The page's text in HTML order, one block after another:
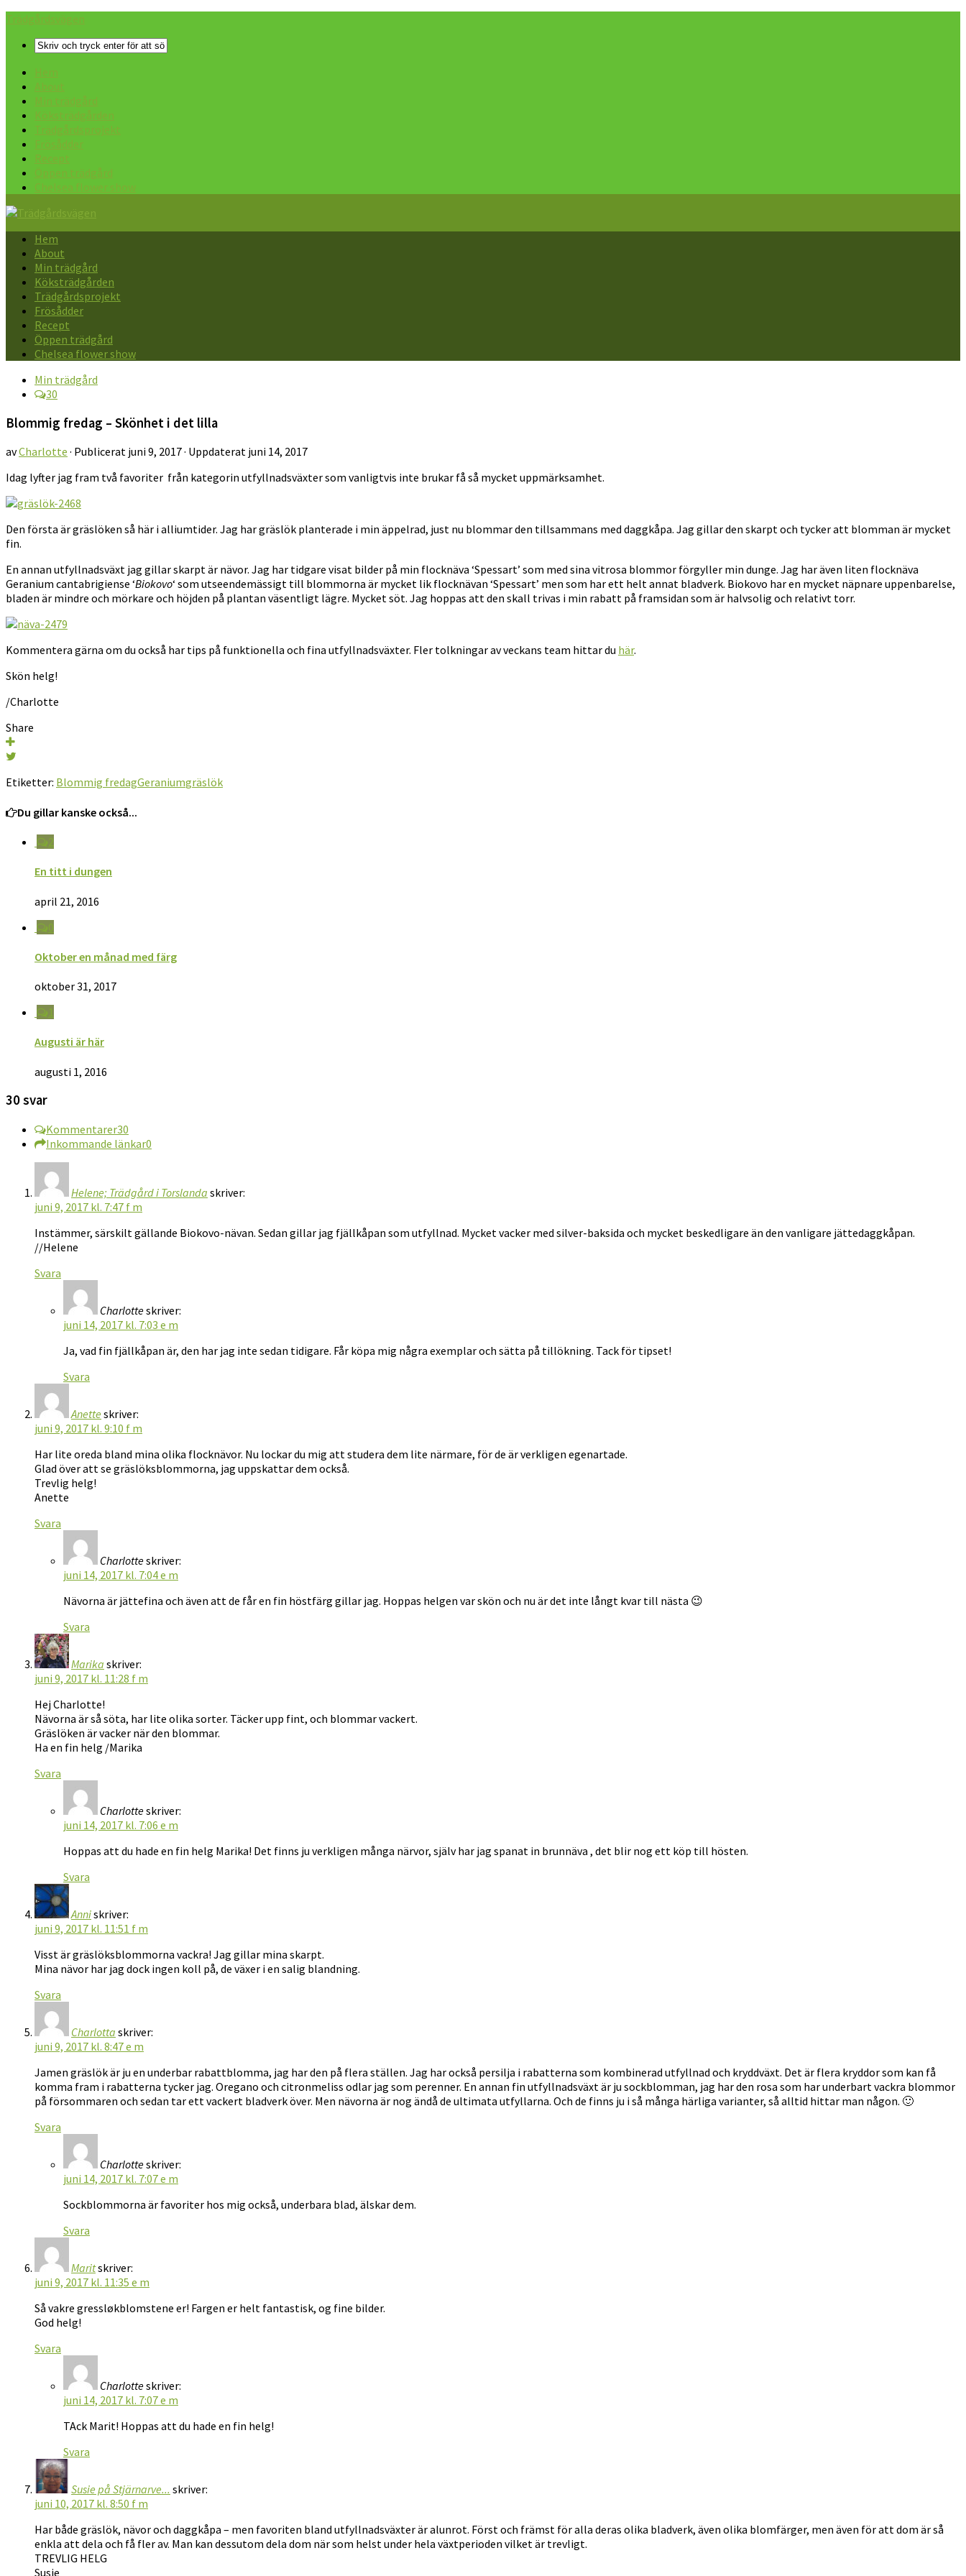
Trädgårdsvägen
Hem
About
Min trädgård
Köksträdgården
Trädgårdsprojekt
Frösådder
Recept
Öppen trädgård
Chelsea flower show
Hem
About
Min trädgård
Köksträdgården
Trädgårdsprojekt
Frösådder
Recept
Öppen trädgård
Chelsea flower show
Min trädgård
30
Blommig fredag – Skönhet i det lilla
avCharlotte · Publicerat juni 9, 2017· Uppdaterat juni 14, 2017
Idag lyfter jag fram två favoriter från kategorin utfyllnadsväxter som vanligtvis inte brukar få så mycket uppmärksamhet.
Den första är gräslöken så här i alliumtider. Jag har gräslök planterade i min äppelrad, just nu blommar den tillsammans med daggkåpa. Jag gillar den skarpt och tycker att blomman är mycket
fin.
En annan utfyllnadsväxt jag gillar skarpt är nävor. Jag har tidgare visat bilder på min flocknäva ‘Spessart’ som med sina vitrosa blommor förgyller min dunge. Jag har även liten flocknäva
Geranium cantabrigiense ‘Biokovo‘ som utseendemässigt till blommorna är mycket lik flocknävan ‘Spessart’ men som har ett helt annat bladverk. Biokovo har en mycket näpnare uppenbarelse,
bladen är mindre och mörkare och höjden på plantan väsentligt lägre. Mycket söt. Jag hoppas att den skall trivas i min rabatt på framsidan som är halvsolig och relativt torr.
Kommentera gärna om du också har tips på funktionella och fina utfyllnadsväxter. Fler tolkningar av veckans team hittar du här.
Skön helg!
/Charlotte
Share
Etiketter: Blommig fredagGeraniumgräslök
Du gillar kanske också...
2
En titt i dungen
april 21, 2016
0
Oktober en månad med färg
oktober 31, 2017
1
Augusti är här
augusti 1, 2016
30 svar
Kommentarer30
Inkommande länkar0
Helene; Trädgård i Torslanda skriver:
juni 9, 2017 kl. 7:47 f m
Instämmer, särskilt gällande Biokovo-nävan. Sedan gillar jag fjällkåpan som utfyllnad. Mycket vacker med silver-baksida och mycket beskedligare än den vanligare jättedaggkåpan.
//Helene
Svara
Charlotteskriver:
juni 14, 2017 kl. 7:03 e m
Ja, vad fin fjällkåpan är, den har jag inte sedan tidigare. Får köpa mig några exemplar och sätta på tillökning. Tack för tipset!
Svara
Anette skriver:
juni 9, 2017 kl. 9:10 f m
Har lite oreda bland mina olika flocknävor. Nu lockar du mig att studera dem lite närmare, för de är verkligen egenartade.
Glad över att se gräslöksblommorna, jag uppskattar dem också.
Trevlig helg!
Anette
Svara
Charlotteskriver:
juni 14, 2017 kl. 7:04 e m
Nävorna är jättefina och även att de får en fin höstfärg gillar jag. Hoppas helgen var skön och nu är det inte långt kvar till nästa 😉
Svara
Marika skriver:
juni 9, 2017 kl. 11:28 f m
Hej Charlotte!
Nävorna är så söta, har lite olika sorter. Täcker upp fint, och blommar vackert.
Gräslöken är vacker när den blommar.
Ha en fin helg /Marika
Svara
Charlotteskriver:
juni 14, 2017 kl. 7:06 e m
Hoppas att du hade en fin helg Marika! Det finns ju verkligen många närvor, själv har jag spanat in brunnäva , det blir nog ett köp till hösten.
Svara
Anniskriver:
juni 9, 2017 kl. 11:51 f m
Visst är gräslöksblommorna vackra! Jag gillar mina skarpt.
Mina nävor har jag dock ingen koll på, de växer i en salig blandning.
Svara
Charlotta skriver:
juni 9, 2017 kl. 8:47 e m
Jamen gräslök är ju en underbar rabattblomma, jag har den på flera ställen. Jag har också persilja i rabatterna som kombinerad utfyllnad och kryddväxt. Det är flera kryddor som kan få
komma fram i rabatterna tycker jag. Oregano och citronmeliss odlar jag som perenner. En annan fin utfyllnadsväxt är ju sockblomman, jag har den rosa som har underbart vackra blommor
på försommaren och sedan tar ett vackert bladverk över. Men nävorna är nog ändå de ultimata utfyllarna. Och de finns ju i så många härliga varianter, så alltid hittar man någon. 🙂
Svara
Charlotteskriver:
juni 14, 2017 kl. 7:07 e m
Sockblommorna är favoriter hos mig också, underbara blad, älskar dem.
Svara
Maritskriver:
juni 9, 2017 kl. 11:35 e m
Så vakre gressløkblomstene er! Fargen er helt fantastisk, og fine bilder.
God helg!
Svara
Charlotteskriver:
juni 14, 2017 kl. 7:07 e m
TAck Marit! Hoppas att du hade en fin helg!
Svara
Susie på Stjärnarve... skriver:
juni 10, 2017 kl. 8:50 f m
Har både gräslök, nävor och daggkåpa – men favoriten bland utfyllnadsväxter är alunrot. Först och främst för alla deras olika bladverk, även olika blomfärger, men även för att dom är så
enkla att dela och få fler av. Man kan dessutom dela dom när som helst under hela växtperioden vilket är trevligt.
TREVLIG HELG
Susie